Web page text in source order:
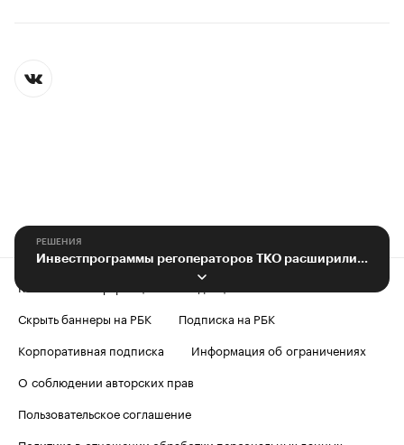
РЕШЕНИЯ
Контактная информация
Редакция
Скрыть баннеры на РБК
Подписка на РБК
Корпоративная подписка
Информация об ограничениях
О соблюдении авторских прав
Пользовательское соглашение